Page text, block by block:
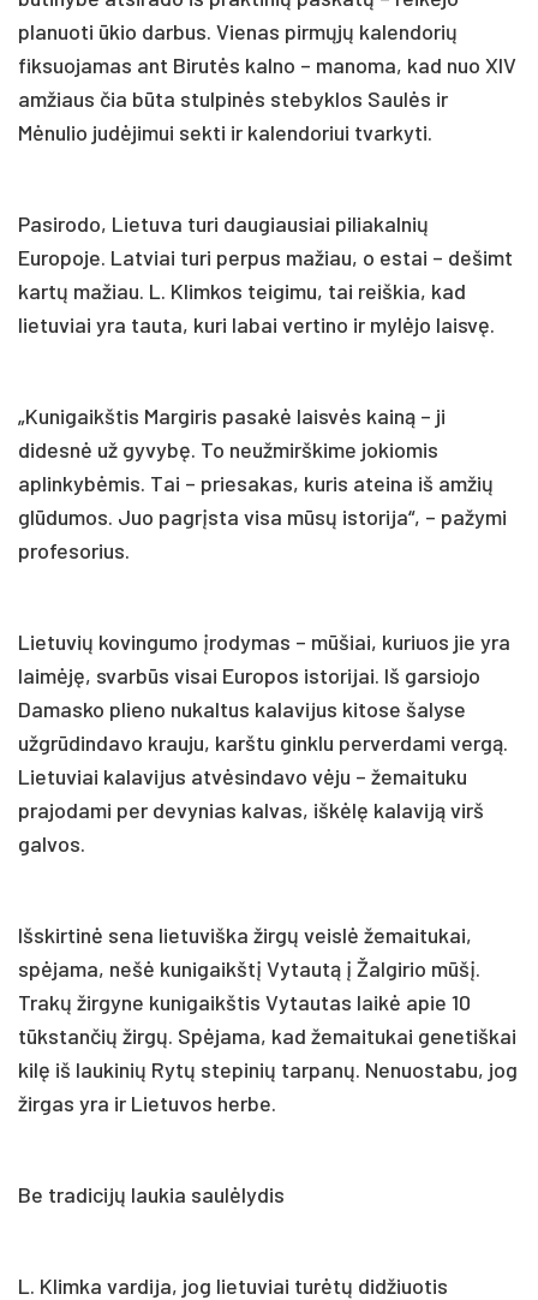
planuoti ūkio darbus. Vienas pirmųjų kalendorių
fiksuojamas ant Birutės kalno – manoma, kad nuo XIV
amžiaus čia būta stulpinės stebyklos Saulės ir
Mėnulio judėjimui sekti ir kalendoriui tvarkyti.
Pasirodo, Lietuva turi daugiausiai piliakalnių
Europoje. Latviai turi perpus mažiau, o estai – dešimt
kartų mažiau. L. Klimkos teigimu, tai reiškia, kad
lietuviai yra tauta, kuri labai vertino ir mylėjo laisvę.
„Kunigaikštis Margiris pasakė laisvės kainą – ji
didesnė už gyvybę. To neužmirškime jokiomis
aplinkybėmis. Tai – priesakas, kuris ateina iš amžių
glūdumos. Juo pagrįsta visa mūsų istorija“, – pažymi
profesorius.
Lietuvių kovingumo įrodymas – mūšiai, kuriuos jie yra
laimėję, svarbūs visai Europos istorijai. Iš garsiojo
Damasko plieno nukaltus kalavijus kitose šalyse
užgrūdindavo krauju, karštu ginklu perverdami vergą.
Lietuviai kalavijus atvėsindavo vėju – žemaituku
prajodami per devynias kalvas, iškėlę kalaviją virš
galvos.
Išskirtinė sena lietuviška žirgų veislė žemaitukai,
spėjama, nešė kunigaikštį Vytautą į Žalgirio mūšį.
Trakų žirgyne kunigaikštis Vytautas laikė apie 10
tūkstančių žirgų. Spėjama, kad žemaitukai genetiškai
kilę iš laukinių Rytų stepinių tarpanų. Nenuostabu, jog
žirgas yra ir Lietuvos herbe.
Be tradicijų laukia saulėlydis
L. Klimka vardija, jog lietuviai turėtų didžiuotis